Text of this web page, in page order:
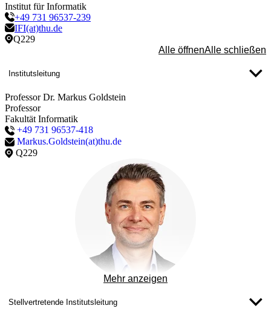
Institut für Informatik
+49 731 96537-239
IFI(at)thu.de
Q229
Alle öffnenAlle schließen
Institutsleitung
Professor Dr. Markus Goldstein
Professor
Fakultät Informatik
+49 731 96537-418
Markus.Goldstein(at)thu.de
Q229
Mehr anzeigen
Stellvertretende Institutsleitung